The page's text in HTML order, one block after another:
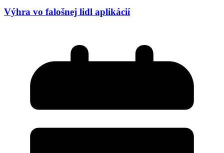
Výhra vo falošnej lidl aplikácií